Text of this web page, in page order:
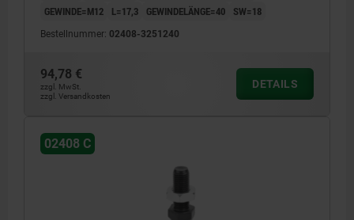
GEWINDE=M12
L=17,3 GEWINDELÄNGE=40 SW=18
Bestellnummer: 02408-3251240
94,78 €
zzgl. MwSt.
zzgl. Versandkosten
DETAILS
02408 C